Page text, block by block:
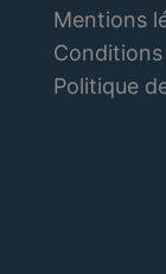
Mentions
Politique